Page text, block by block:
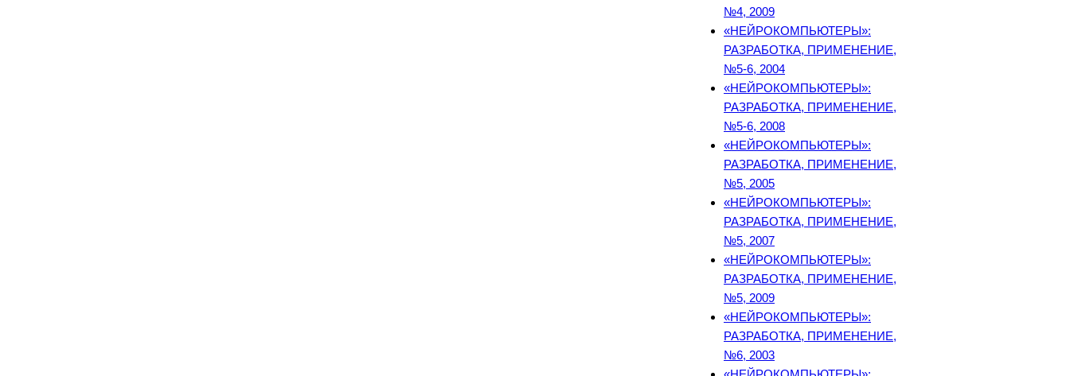
№4, 2009
«НЕЙРОКОМПЬЮТЕРЫ»:
РАЗРАБОТКА, ПРИМЕНЕНИЕ,
№5-6, 2004
«НЕЙРОКОМПЬЮТЕРЫ»:
РАЗРАБОТКА, ПРИМЕНЕНИЕ,
№5-6, 2008
«НЕЙРОКОМПЬЮТЕРЫ»:
РАЗРАБОТКА, ПРИМЕНЕНИЕ,
№5, 2005
«НЕЙРОКОМПЬЮТЕРЫ»:
РАЗРАБОТКА, ПРИМЕНЕНИЕ,
№5, 2007
«НЕЙРОКОМПЬЮТЕРЫ»:
РАЗРАБОТКА, ПРИМЕНЕНИЕ,
№5, 2009
«НЕЙРОКОМПЬЮТЕРЫ»:
РАЗРАБОТКА, ПРИМЕНЕНИЕ,
№6, 2003